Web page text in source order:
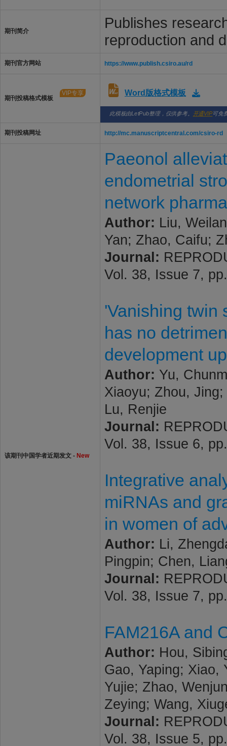
期刊简介
Publishes
reproduction and
期刊官方网站 https://www.publish.csiro.au/rd
期刊投稿格式模板
VIP专享 Word版格式模板
此模板由LetPub整理，仅供参考。 开通VIP可免
期刊投稿网址 http://mc.manuscriptcentral.com/csiro-rd
该期刊中国学者近期发文 - New
Paeonol
endometrial
network
Author: Liu,
Yan; Zhao, Caifu;
Journal:
Vol. 38, Issue 7,
'Vanishing twin
has no
development
Author: Yu,
Xiaoyu; Zhou,
Lu, Renjie
Journal:
Vol. 38, Issue 6,
Integrative
miRNAs and
in women of
Author: Li,
Pingpin; Chen,
Journal:
Vol. 38, Issue 7,
FAM216A and
Author: Hou,
Gao, Yaping; Xiao,
Yujie; Zhao,
Zeying; Wang,
Journal:
Vol. 38, Issue 5,